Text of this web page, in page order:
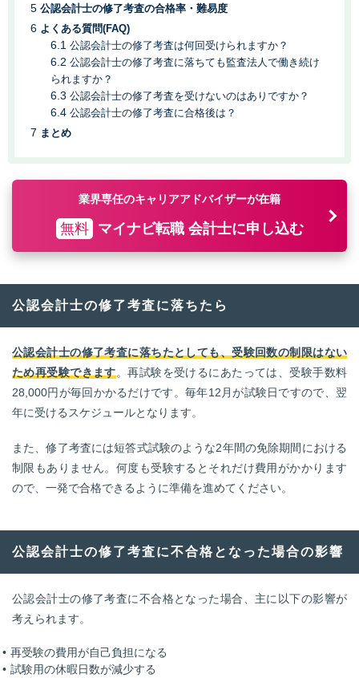
公認会計士の修了考査の合格率・難易度
よくある質問(FAQ)
公認会計士の修了考査は何回受けられますか？
公認会計士の修了考査に落ちても監査法人で働き続け
られますか？
公認会計士の修了考査を受けないのはありですか？
公認会計士の修了考査に合格後は？
まとめ
業界専任のキャリアアドバイザーが在籍
無料 マイナビ転職 会計士に申し込む
公認会計士の修了考査に落ちたら
公認会計士の修了考査に落ちたとしても、受験回数の制限はない
ため再受験できます。再試験を受けるにあたっては、受験手数料
28,000円が毎回かかるだけです。毎年12月が試験日ですので、翌
年に受けるスケジュールとなります。
また、修了考査には短答式試験のような2年間の免除期間における
制限もありません。何度も受験するとそれだけ費用がかかります
ので、一発で合格できるように準備を進めてください。
公認会計士の修了考査に不合格となった場合の影響
公認会計士の修了考査に不合格となった場合、主に以下の影響が
考えられます。
再受験の費用が自己負担になる
試験用の休暇日数が減少する